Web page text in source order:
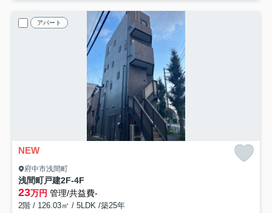
アパート
NEW
府中市浅間町
浅間町戸建2F-4F
23万円 管理/共益費-
2階 / 126.03㎡ / 5LDK /築25年